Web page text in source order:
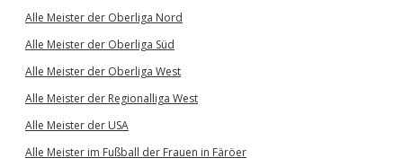
Alle Meister der Oberliga Nord
Alle Meister der Oberliga Süd
Alle Meister der Oberliga West
Alle Meister der Regionalliga West
Alle Meister der USA
Alle Meister im Fußball der Frauen in Färöer